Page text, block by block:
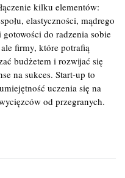
kilku elementów:
elastyczności, mądrego
do radzenia sobie
firmy, które potrafią
budżetem i rozwijać się
na sukces. Start-up to
uczenia się na
od przegranych.